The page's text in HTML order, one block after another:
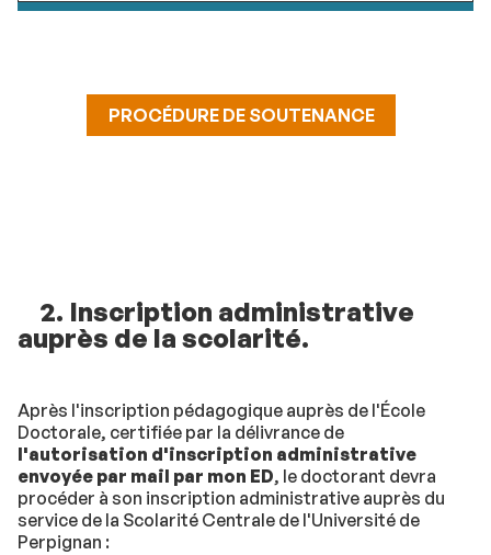
PROCÉDURE DE SOUTENANCE
2. Inscription administrative
auprès de la scolarité.
Après l'inscription pédagogique auprès de l'École
Doctorale, certifiée par la délivrance de
l'autorisation d'inscription administrative
envoyée par mail par mon ED, le doctorant devra
procéder à son inscription administrative auprès du
service de la Scolarité Centrale de l'Université de
Perpignan :